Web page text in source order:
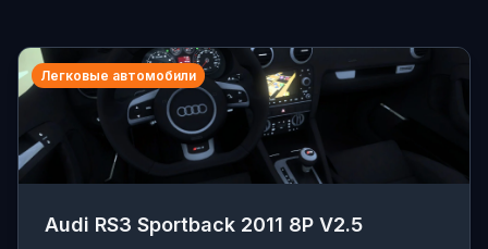
Легковые автомобили
Audi RS3 Sportback 2011 8P V2.5